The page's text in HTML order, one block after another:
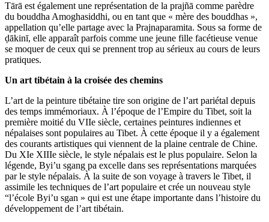
Tārā est également une représentation de la prajñā comme parèdre
du bouddha Amoghasiddhi, ou en tant que « mère des bouddhas »,
appellation qu’elle partage avec la Prajnaparamita. Sous sa forme de
ḍākinī, elle apparaît parfois comme une jeune fille facétieuse venue
se moquer de ceux qui se prennent trop au sérieux au cours de leurs
pratiques.
Un art tibétain à la croisée des chemins
L’art de la peinture tibétaine tire son origine de l’art pariétal depuis
des temps immémoriaux. À l’époque de l’Empire du Tibet, soit la
première moitié du VIIe siècle, certaines peintures indiennes et
népalaises sont populaires au Tibet. À cette époque il y a également
des courants artistiques qui viennent de la plaine centrale de Chine.
Du XIe XIIIe siècle, le style népalais est le plus populaire. Selon la
légende, Byi’u sgang pa excelle dans ses représentations marquées
par le style népalais. À la suite de son voyage à travers le Tibet, il
assimile les techniques de l’art populaire et crée un nouveau style
“l’école Byi’u sgan » qui est une étape importante dans l’histoire du
développement de l’art tibétain.